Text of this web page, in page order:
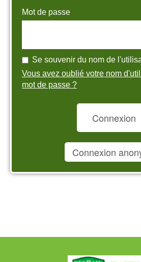
Mot de passe
Se souvenir du nom de
Vous avez oublié votre nom
mot de passe ?